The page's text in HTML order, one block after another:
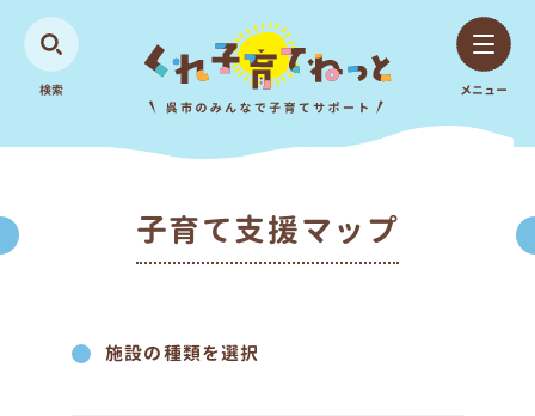
検索 メニュー
子育て支援マップ
施設の種類を選択